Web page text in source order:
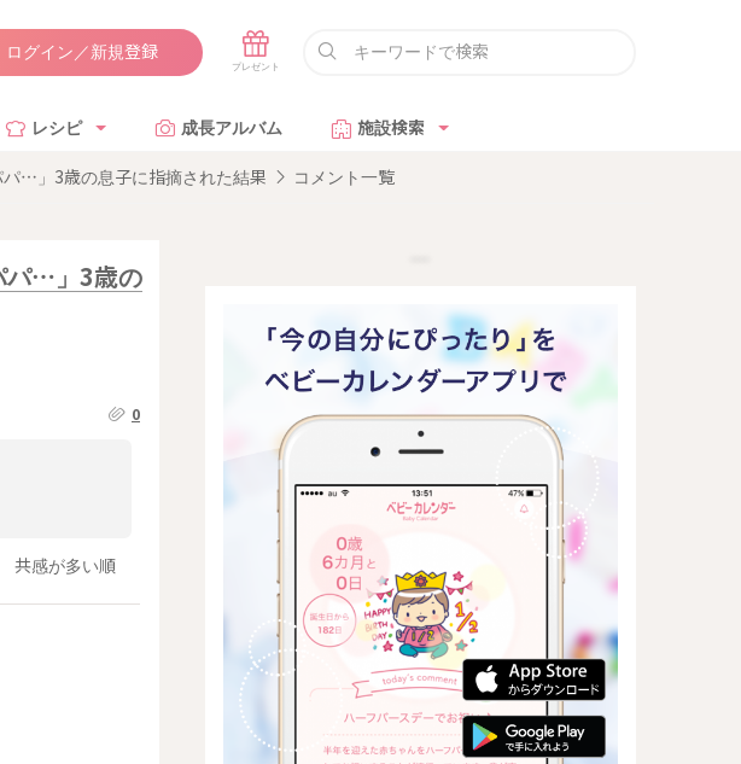
ログイン／新規登録
レシピ 成長アルバム 施設検索
パ…」3歳の息子に指摘された結果 コメント一覧
パ…」3歳の
0
共感が多い順